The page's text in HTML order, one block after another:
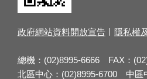
政府網站資料開放宣告 隱私權
總機：(02)8995-6666 FAX：
北區中心：(02)8995-6700 中